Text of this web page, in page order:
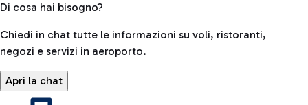
Di cosa hai bisogno?
Chiedi in chat tutte le informazioni su voli, ristoranti,
negozi e servizi in aeroporto.
Apri la chat